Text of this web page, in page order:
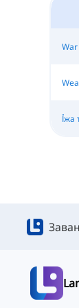
War
Їжа